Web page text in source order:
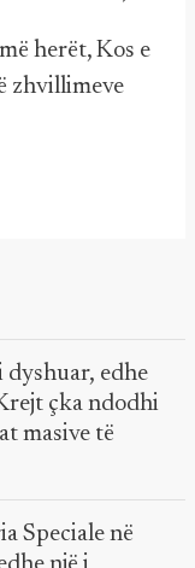
herët, Kos e
zhvillimeve
dyshuar, edhe
çka ndodhi
masive të
Speciale në